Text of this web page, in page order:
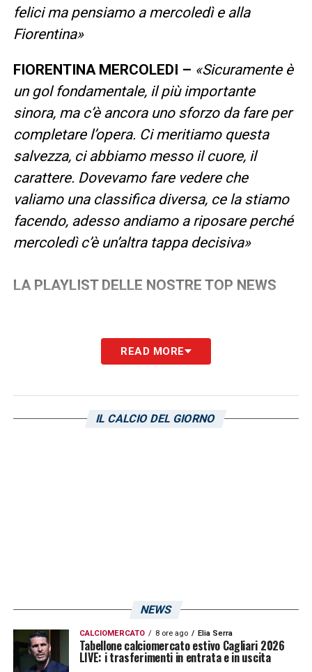
felici ma pensiamo a mercoledì e alla
Fiorentina»
FIORENTINA MERCOLEDI – «Sicuramente è
un gol fondamentale, il più importante
sinora, ma c’è ancora uno sforzo da fare per
completare l’opera. Ci meritiamo questa
salvezza, ci abbiamo messo il cuore, il
carattere. Dovevamo fare vedere che
valiamo una classifica diversa, ce la stiamo
facendo, adesso andiamo a riposare perché
mercoledì c’è un’altra tappa decisiva»
LA PLAYLIST DELLE NOSTRE TOP NEWS
READ MORE
IL CALCIO DEL GIORNO
NEWS
CALCIOMERCATO 8 ore ago Elia Serra
Tabellone calciomercato estivo Cagliari 2026
LIVE: i trasferimenti in entrata e in uscita